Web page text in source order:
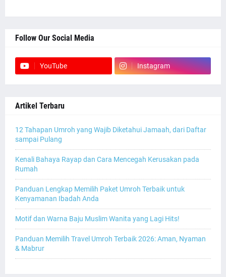
Follow Our Social Media
YouTube Instagram
Artikel Terbaru
12 Tahapan Umroh yang Wajib Diketahui Jamaah, dari Daftar
sampai Pulang
Kenali Bahaya Rayap dan Cara Mencegah Kerusakan pada
Rumah
Panduan Lengkap Memilih Paket Umroh Terbaik untuk
Kenyamanan Ibadah Anda
Motif dan Warna Baju Muslim Wanita yang Lagi Hits!
Panduan Memilih Travel Umroh Terbaik 2026: Aman, Nyaman
& Mabrur